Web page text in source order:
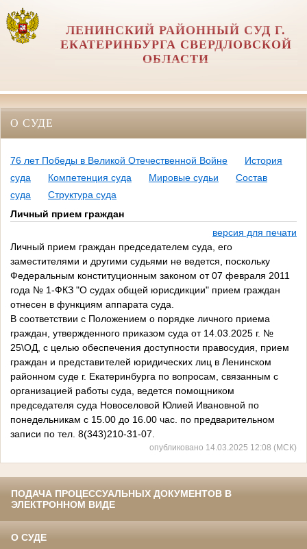
ЛЕНИНСКИЙ РАЙОННЫЙ СУД Г.
ЕКАТЕРИНБУРГА СВЕРДЛОВСКОЙ
ОБЛАСТИ
О СУДЕ
76 лет Победы в Великой Отечественной Войне
История
суда
Компетенция суда Мировые судьи
Состав
суда
Структура суда
Личный прием граждан
версия для печати
Личный прием граждан председателем суда, его
заместителями и другими судьями не ведется, поскольку
Федеральным конституционным законом от 07 февраля 2011
года № 1-ФКЗ "О судах общей юрисдикции" прием граждан
отнесен в функциям аппарата суда.
В соответствии с Положением о порядке личного приема
граждан, утвержденного приказом суда от 14.03.2025 г. №
25\ОД, с целью обеспечения доступности правосудия, прием
граждан и представителей юридических лиц в Ленинском
районном суде г. Екатеринбурга по вопросам, связанным с
организацией работы суда, ведется помощником
председателя суда Новоселовой Юлией Ивановной по
понедельникам с 15.00 до 16.00 час. по предварительном
записи по тел. 8(343)210-31-07.
опубликовано 14.03.2025 12:08 (МСК)
ПОДАЧА ПРОЦЕССУАЛЬНЫХ ДОКУМЕНТОВ В
ЭЛЕКТРОННОМ ВИДЕ
О СУДЕ